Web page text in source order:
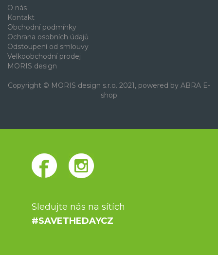
O nás
Kontakt
Obchodní podmínky
Ochrana osobních údajů
Odstoupení od smlouvy
Velkoobchodní prodej
MORIS design
Copyright © MORIS design s.r.o. 2021, powered by ABRA E-
shop
Sledujte nás na sítích
#SAVETHEDAYCZ